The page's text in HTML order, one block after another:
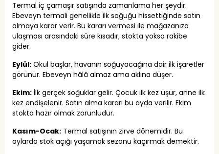
Termal iç çamaşır satışında zamanlama her şeydir.
Ebeveyn termali genellikle ilk soğuğu hissettiğinde satın
almaya karar verir. Bu kararı vermesi ile mağazanıza
ulaşması arasındaki süre kısadır; stokta yoksa rakibe
gider.
Eylül: Okul başlar, havanın soğuyacağına dair ilk işaretler
görünür. Ebeveyn hâlâ almaz ama aklına düşer.
Ekim: İlk gerçek soğuklar gelir. Çocuk ilk kez üşür, anne ilk
kez endişelenir. Satın alma kararı bu ayda verilir. Ekim
stokta hazır olmak zorunludur.
Kasım-Ocak: Termal satışının zirve dönemidir. Bu
aylarda stok açığı yaşamak sezonu kaçırmak demektir.